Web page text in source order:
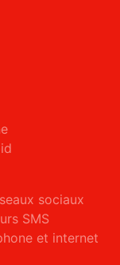
sociaux
SMS
et internet